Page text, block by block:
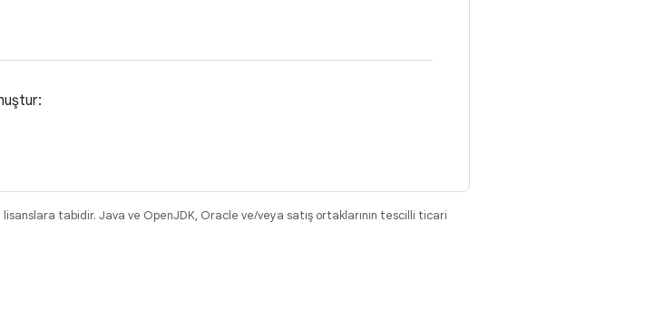
lisanslara tabidir. Java ve OpenJDK, Oracle ve/veya satış ortaklarının tescilli ticari